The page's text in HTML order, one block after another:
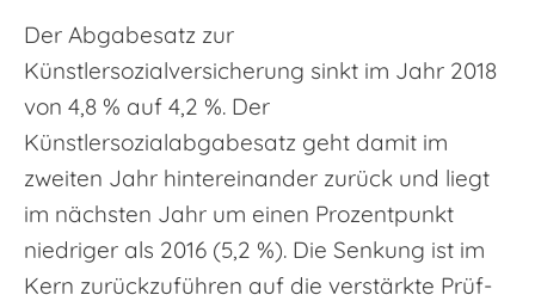
Der Abgabesatz zur
Künstlersozialversicherung sinkt im Jahr 2018
von 4,8 % auf 4,2 %. Der
Künstlersozialabgabesatz geht damit im
zweiten Jahr hintereinander zurück und liegt
im nächsten Jahr um einen Prozentpunkt
niedriger als 2016 (5,2 %). Die Senkung ist im
Kern zurückzuführen auf die verstärkte Prüf-